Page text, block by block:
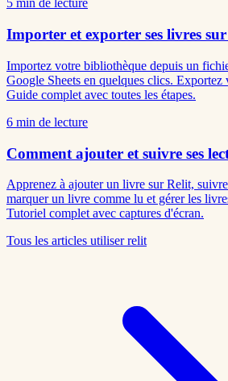
5 min de lecture
Importer et exporter ses livres
Importez votre bibliothèque depuis un
Google Sheets en quelques clics. Exportez
Guide complet avec toutes les étapes.
6 min de lecture
Comment ajouter et suivre ses
Apprenez à ajouter un livre sur Relit,
marquer un livre comme lu et gérer les
Tutoriel complet avec captures d'écran.
Tous les articles utiliser relit